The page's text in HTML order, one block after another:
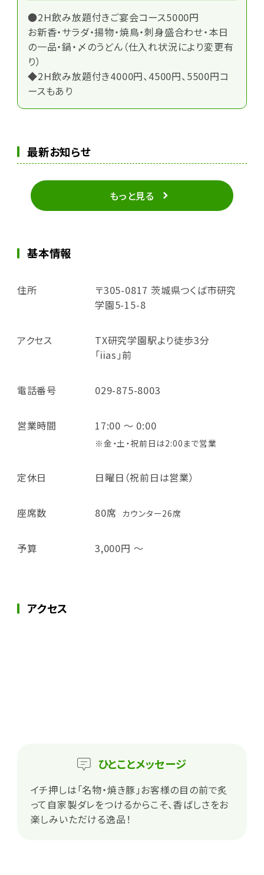
●2Ｈ飲み放題付きご宴会コース5000円
お新香・サラダ・揚物・焼鳥・刺身盛合わせ・本日
の一品・鍋・〆のうどん（仕入れ状況により変更有
り）
◆2Ｈ飲み放題付き4000円、4500円、5500円コ
ースもあり
最新お知らせ
もっと見る
基本情報
住所
〒305-0817 茨城県つくば市研究
学園5-15-8
アクセス
TX研究学園駅より徒歩3分
「iias」前
電話番号 029-875-8003
営業時間 17:00 ～ 0:00
※金・土・祝前日は2:00まで営業
定休日 日曜日（祝前日は営業）
座席数 80席 カウンター26席
予算 3,000円 ～
アクセス
ひとことメッセージ
イチ押しは「名物・焼き豚」お客様の目の前で炙
って自家製ダレをつけるからこそ、香ばしさをお
楽しみいただける逸品！